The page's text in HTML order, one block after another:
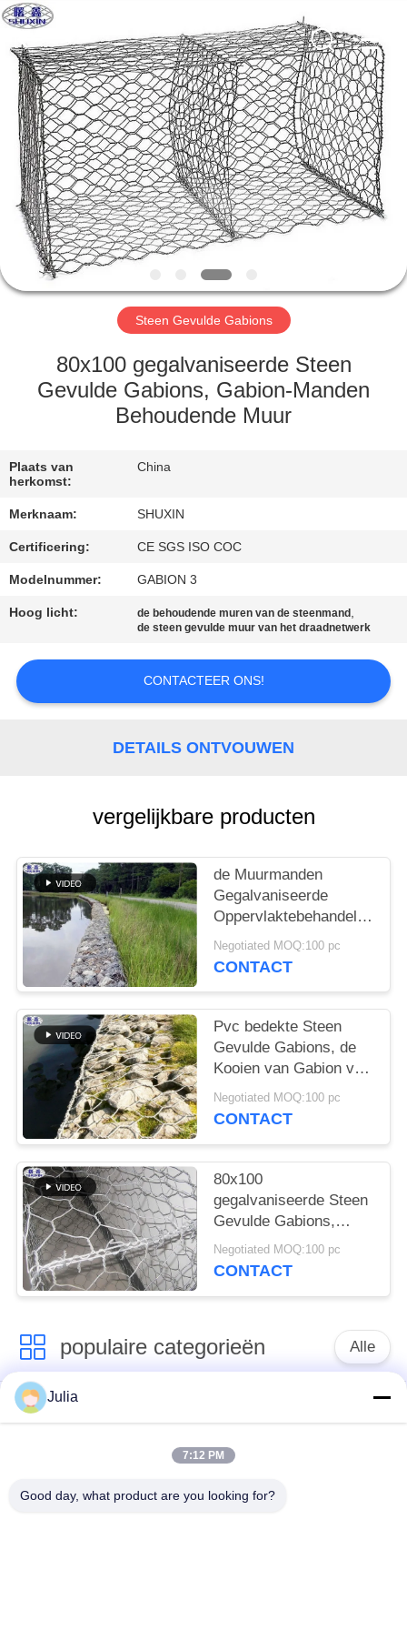
THUIS
PRODUCTEN
OVER
ONS
FABRIEKSTOCHT
KWALITEITSCONTROLE
MET
ONS
NIEUWS
AANVRAGEN
Wire
Mesh
Co.,
Rights
Reserved.
Steen Gevulde Gabions
80x100 gegalvaniseerde Steen
Gevulde Gabions, Gabion-Manden
Behoudende Muur
Plaats van
herkomst:
China
Merknaam: SHUXIN
Certificering: CE SGS ISO COC
Modelnummer: GABION 3
Hoog licht: de behoudende muren van de steenmand ,
de steen gevulde muur van het draadnetwerk
CONTACTEER ONS!
DETAILS ONTVOUWEN
vergelijkbare producten
de Muurmanden
Gegalvaniseerde
Oppervlaktebehandeling
van 80x100
HoleTwisted Gabion
Negotiated MOQ:100 pc
CONTACT
Pvc bedekte Steen
Gevulde Gabions, de
Kooien van Gabion van
de Steen Behoudende
Muur met een laag
Negotiated MOQ:100 pc
CONTACT
80x100
gegalvaniseerde Steen
Gevulde Gabions,
Gabion-Manden
Behoudende Muur
Negotiated MOQ:100 pc
CONTACT
populaire categorieën Alle
Verdedigingsbarrière
Zand Gevulde
Julia
7:12 PM
Good day, what product are you looking for?